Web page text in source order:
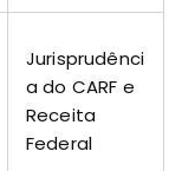
Jurisprudênci
a do CARF e
Receita
Federal